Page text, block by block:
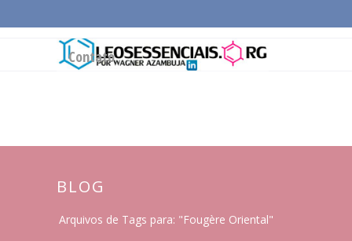
Contato
BLOG
Arquivos de Tags para: "Fougère Oriental"